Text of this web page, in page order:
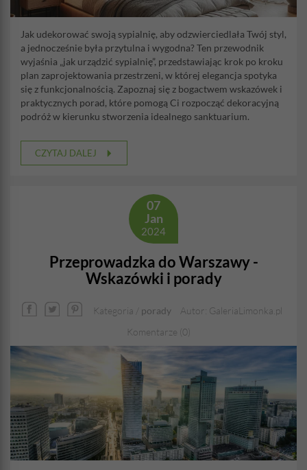
Jak udekorować swoją sypialnię, aby odzwierciedlała Twój styl,
a jednocześnie była przytulna i wygodna? Ten przewodnik
wyjaśnia „jak urządzić sypialnię”, przedstawiając krok po kroku
plan zaprojektowania przestrzeni, w której elegancja spotyka
się z funkcjonalnością. Zapoznaj się z bogactwem wskazówek i
praktycznych porad, które pomogą Ci rozpocząć dekoracyjną
podróż w kierunku stworzenia idealnego sanktuarium.
CZYTAJ DALEJ
07
Jan
2024
Przeprowadzka do Warszawy -
Wskazówki i porady
Kategoria / porady
Autor: GaleriaLimonka.pl
Komentarze (0)